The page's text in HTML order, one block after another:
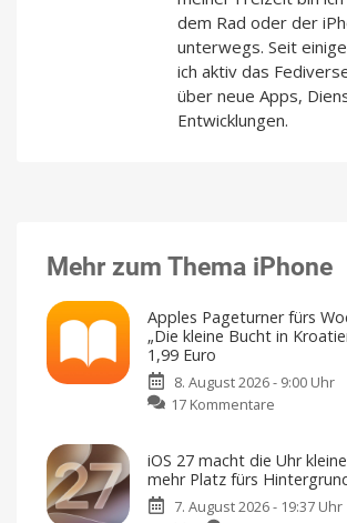
dem Rad oder der
unterwegs. Seit
ich aktiv das
über neue Apps,
Entwicklungen.
Mehr zum Thema iPhone
Apples Pageturner fürs
„Die kleine Bucht in
1,99 Euro
8. August 2026 - 9:00 Uhr
17 Kommentare
fürs
„Die
iOS 27 macht die Uhr
mehr Platz fürs
7. August 2026 - 19:37 Uhr